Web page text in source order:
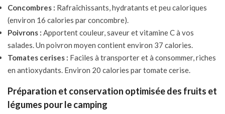
Concombres : Rafraîchissants, hydratants et peu caloriques
(environ 16 calories par concombre).
Poivrons : Apportent couleur, saveur et vitamine C à vos
salades. Un poivron moyen contient environ 37 calories.
Tomates cerises : Faciles à transporter et à consommer, riches
en antioxydants. Environ 20 calories par tomate cerise.
Préparation et conservation optimisée des fruits et
légumes pour le camping